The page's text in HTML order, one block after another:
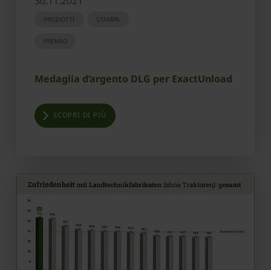
PRODOTTI STAMPA
PREMIO
Medaglia d’argento DLG per ExactUnload
SCOPRI DI PIÙ